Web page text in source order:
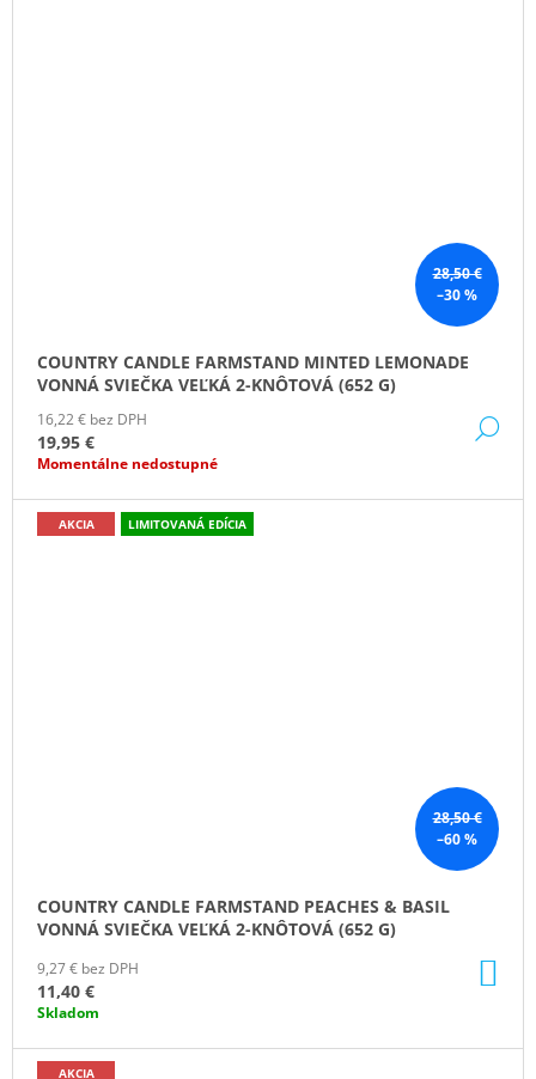
28,50 €
–30 %
COUNTRY CANDLE FARMSTAND MINTED LEMONADE
VONNÁ SVIEČKA VEĽKÁ 2-KNÔTOVÁ (652 G)
16,22 € bez DPH
19,95 €
Momentálne nedostupné
28,50 €
–60 %
AKCIA LIMITOVANÁ EDÍCIA
COUNTRY CANDLE FARMSTAND PEACHES & BASIL
VONNÁ SVIEČKA VEĽKÁ 2-KNÔTOVÁ (652 G)
9,27 € bez DPH
11,40 €
Skladom
AKCIA